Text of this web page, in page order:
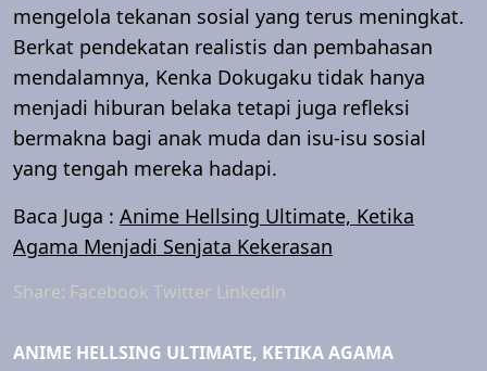
mengelola tekanan sosial yang terus meningkat.
Berkat pendekatan realistis dan pembahasan
mendalamnya, Kenka Dokugaku tidak hanya
menjadi hiburan belaka tetapi juga refleksi
bermakna bagi anak muda dan isu-isu sosial
yang tengah mereka hadapi.
Baca Juga : Anime Hellsing Ultimate, Ketika
Agama Menjadi Senjata Kekerasan
Share: Facebook Twitter Linkedin
ANIME HELLSING ULTIMATE, KETIKA AGAMA